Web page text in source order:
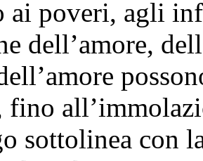
poveri, agli
dell’amore,
sottolinea con